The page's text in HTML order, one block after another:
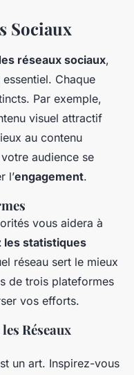
Sociaux
réseaux sociaux,
Chaque
Par exemple,
visuel attractif
au contenu
audience se
l’engagement.
vous aidera à
les statistiques
réseau sert le mieux
de trois plateformes
vos efforts.
Réseaux
un art. Inspirez-vous